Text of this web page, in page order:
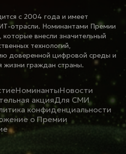
с 2004 года и имеет
отрасли. Номинантами Премии
которые внесли значительный
технологий,
доверенной цифровой среды и
жизни граждан страны.
НоминантыНовости
акцияДля СМИ
конфиденциальности
о Премии